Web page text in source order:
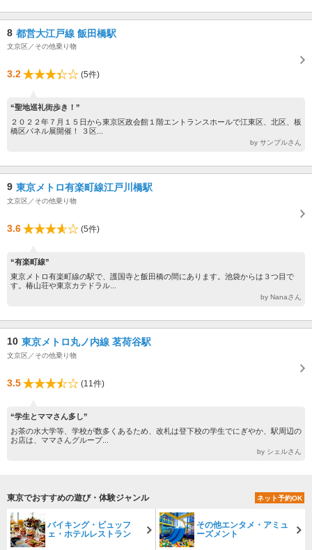
8 都営大江戸線 飯田橋駅
文京区／その他乗り物
3.2 (5件)
“聖地巡礼街歩き！”
２０２２年７月１５日から東京区政会館１階エントランスホールで江東区、北区、板
橋区パネル展開催！ ３区...
by サンプルさん
9 東京メトロ有楽町線江戸川橋駅
文京区／その他乗り物
3.6 (5件)
“有楽町線”
東京メトロ有楽町線の駅で、護国寺と飯田橋の間にあります。池袋からは３つ目で
す。椿山荘や東京カテドラル...
by Nanaさん
10 東京メトロ丸ノ内線 茗荷谷駅
文京区／その他乗り物
3.5 (11件)
“学生とママさん多し”
お茶の水大学等、学校が数多くあるため、改札は登下校の学生でにぎやか、駅周辺の
お店は、ママさんグループ...
by シェルさん
東京でおすすめの遊び・体験ジャンル ネット予約OK
バイキング・ビュッフ
ェ・ホテルレストラン
その他エンタメ・アミュ
ーズメント